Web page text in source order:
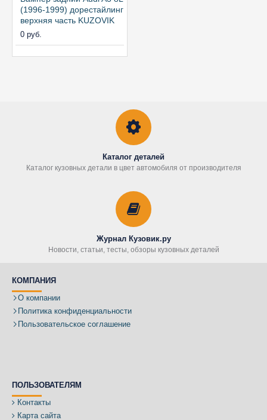
(1996-1999) дорестайлинг
верхняя часть KUZOVIK
0 руб.
Каталог деталей
Каталог кузовных детали в цвет автомобиля от производителя
Журнал Кузовик.ру
Новости, статьи, тесты, обзоры кузовных деталей
КОМПАНИЯ
О компании
Политика конфиденциальности
Пользовательское соглашение
ПОЛЬЗОВАТЕЛЯМ
Контакты
Карта сайта